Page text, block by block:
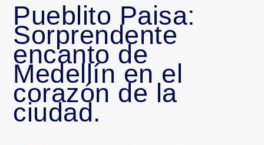
Pueblito Paisa:
Sorprendente
encanto de
Medellín en el
corazón de la
ciudad.